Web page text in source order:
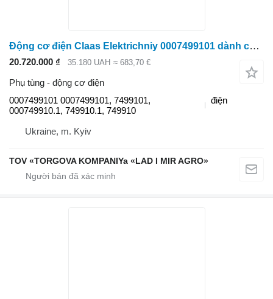
Động cơ điện Claas Elektrichniy 0007499101 dành cho Claas Elektrichniy dvigun
20.720.000 ₫ 35.180 UAH ≈ 683,70 €
Phụ tùng - động cơ điện
0007499101 0007499101, 7499101,
000749910.1, 749910.1, 749910
điện
Ukraine, m. Kyiv
TOV «TORGOVA KOMPANIYa «LAD I MIR AGRO»